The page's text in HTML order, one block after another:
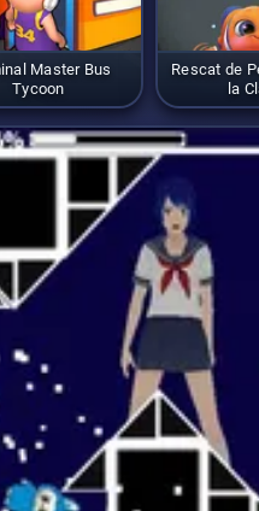
Master Bus
Tycoon
Rescat de
la